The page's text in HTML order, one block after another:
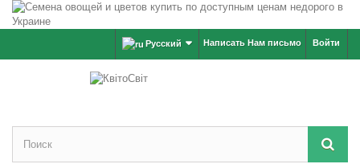
Войти
Написать Нам письмо
Русский